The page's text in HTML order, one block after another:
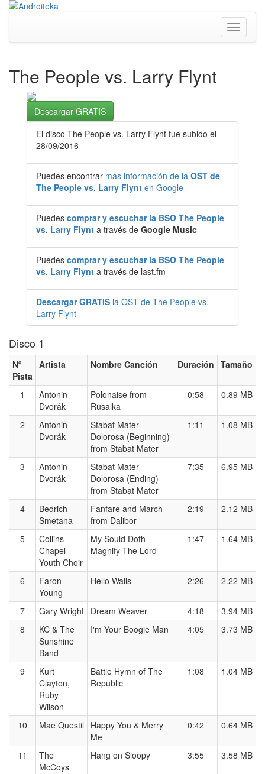
Toggle
The People vs. Larry Flynt
Descargar GRATIS
El disco The People vs. Larry Flynt fue subido el
28/09/2016
Puedes encontrar más información de la OST de
The People vs. Larry Flynt en Google
Puedes comprar y escuchar la BSO The People
vs. Larry Flynt a través de Google Music
Puedes comprar y escuchar la BSO The People
vs. Larry Flynt a través de last.fm
Descargar GRATIS la OST de The People vs.
Larry Flynt
Disco 1
Nº
Pista
Artista Nombre Canción Duración Tamaño
1
Antonin
Dvorák
Polonaise from
Rusalka
0:58 0.89 MB
2
Antonin
Dvorák
Stabat Mater
Dolorosa (Beginning)
from Stabat Mater
1:11 1.08 MB
3
Antonin
Dvorák
Stabat Mater
Dolorosa (Ending)
from Stabat Mater
7:35 6.95 MB
4
Bedrich
Smetana
Fanfare and March
from Dalibor
2:19 2.12 MB
5
Collins
Chapel
Youth Choir
My Sould Doth
Magnify The Lord
1:47 1.64 MB
6
Faron
Young
Hello Walls 2:26 2.22 MB
7 Gary Wright Dream Weaver 4:18
3.94 MB
8
KC & The
Sunshine
Band
I'm Your Boogie Man 4:05 3.73 MB
9
Kurt
Clayton,
Ruby
Wilson
Battle Hymn of The
Republic
1:08 1.04 MB
10 Mae Questil
Happy You & Merry
Me
0:42 0.64 MB
11
The
McCoys
Hang on Sloopy 3:55 3.58 MB